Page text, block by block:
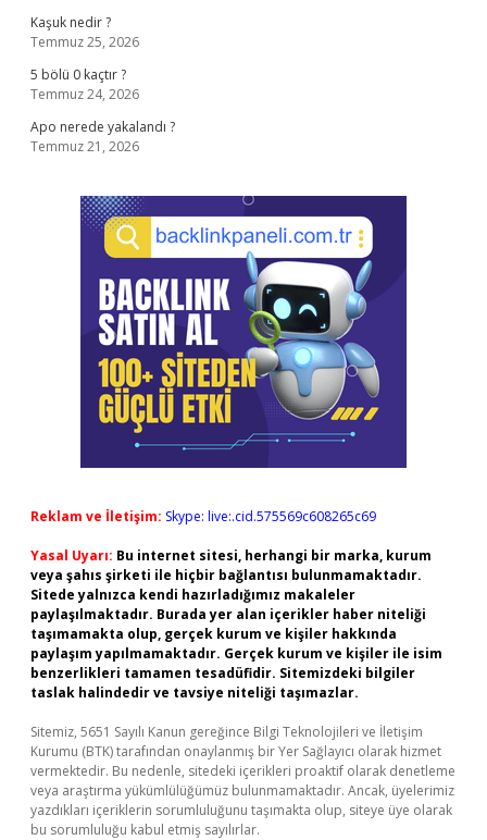
Kaşuk nedir ?
Temmuz 25, 2026
5 bölü 0 kaçtır ?
Temmuz 24, 2026
Apo nerede yakalandı ?
Temmuz 21, 2026
Reklam ve İletişim: Skype: live:.cid.575569c608265c69
Yasal Uyarı: Bu internet sitesi, herhangi bir marka, kurum
veya şahıs şirketi ile hiçbir bağlantısı bulunmamaktadır.
Sitede yalnızca kendi hazırladığımız makaleler
paylaşılmaktadır. Burada yer alan içerikler haber niteliği
taşımamakta olup, gerçek kurum ve kişiler hakkında
paylaşım yapılmamaktadır. Gerçek kurum ve kişiler ile isim
benzerlikleri tamamen tesadüfidir. Sitemizdeki bilgiler
taslak halindedir ve tavsiye niteliği taşımazlar.
Sitemiz, 5651 Sayılı Kanun gereğince Bilgi Teknolojileri ve İletişim
Kurumu (BTK) tarafından onaylanmış bir Yer Sağlayıcı olarak hizmet
vermektedir. Bu nedenle, sitedeki içerikleri proaktif olarak denetleme
veya araştırma yükümlülüğümüz bulunmamaktadır. Ancak, üyelerimiz
yazdıkları içeriklerin sorumluluğunu taşımakta olup, siteye üye olarak
bu sorumluluğu kabul etmiş sayılırlar.